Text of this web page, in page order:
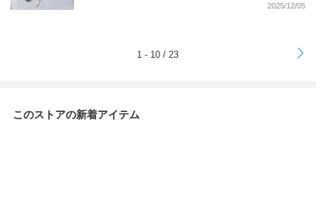
2025/12/05
1 - 10 / 23
このストアの新着アイテム